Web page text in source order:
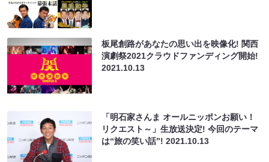
板尾創路があなたの思い出を映像化! 関西
演劇祭2021クラウドファンディング開始!
2021.10.13
「明石家さんま オールニッポンお願い！
リクエスト～」生放送決定! 今回のテーマ
は“旅の笑い話”!2021.10.13